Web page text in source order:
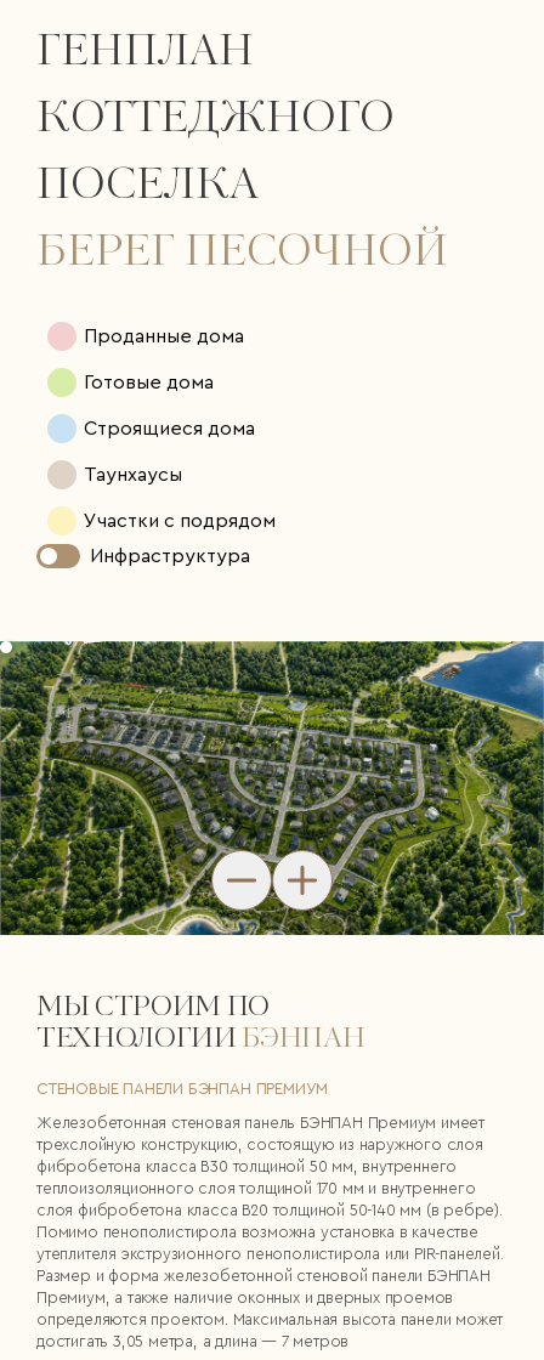
ГЕНПЛАН
КОТТЕДЖНОГО
ПОСЕЛКА
БЕРЕГ ПЕСОЧНОЙ
Проданные дома
Готовые дома
Строящиеся дома
Таунхаусы
Участки с подрядом
Инфраструктура
МЫ СТРОИМ ПО
ТЕХНОЛОГИИ БЭНПАН
СТЕНОВЫЕ ПАНЕЛИ БЭНПАН ПРЕМИУМ
Железобетонная стеновая панель БЭНПАН Премиум имеет
трехслойную конструкцию, состоящую из наружного слоя
фибробетона класса В30 толщиной 50 мм, внутреннего
теплоизоляционного слоя толщиной 170 мм и внутреннего
слоя фибробетона класса В20 толщиной 50-140 мм (в ребре).
Помимо пенополистирола возможна установка в качестве
утеплителя экструзионного пенополистирола или PIR-панелей.
Размер и форма железобетонной стеновой панели БЭНПАН
Премиум, а также наличие оконных и дверных проемов
определяются проектом. Максимальная высота панели может
достигать 3,05 метра, а длина — 7 метров